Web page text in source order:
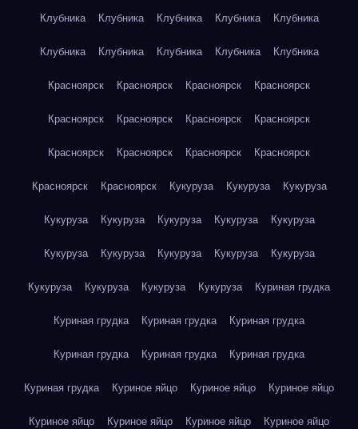
Клубника Клубника Клубника Клубника Клубника
Клубника Клубника Клубника Клубника Клубника
Красноярск Красноярск Красноярск Красноярск
Красноярск Красноярск Красноярск Красноярск
Красноярск Красноярск Красноярск Красноярск
Красноярск Красноярск Кукуруза Кукуруза Кукуруза
Кукуруза Кукуруза Кукуруза Кукуруза Кукуруза
Кукуруза Кукуруза Кукуруза Кукуруза Кукуруза
Кукуруза Кукуруза Кукуруза Кукуруза Куриная грудка
Куриная грудка Куриная грудка Куриная грудка
Куриная грудка Куриная грудка Куриная грудка
Куриная грудка Куриное яйцо Куриное яйцо Куриное яйцо
Куриное яйцо Куриное яйцо Куриное яйцо Куриное яйцо